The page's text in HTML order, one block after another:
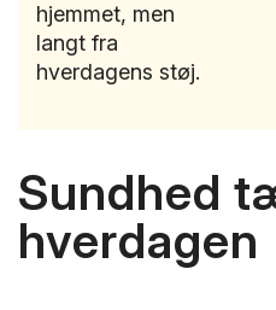
hjemmet, men
langt fra
hverdagens støj.
Sundhed
hverdagen